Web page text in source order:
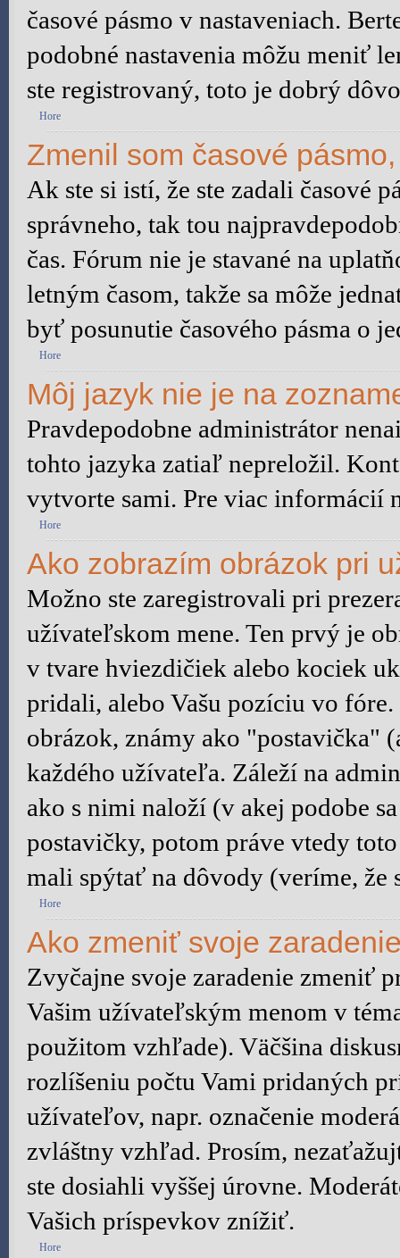
časové pásmo v nastaveniach.
podobné nastavenia môžu meniť
ste registrovaný, toto je dobrý
Hore
Zmenil som časové
Ak ste si istí, že ste zadali časové
správneho, tak tou
čas. Fórum nie je stavané na
letným časom, takže sa môže
byť posunutie časového pásma o
Hore
Môj jazyk nie je na
Pravdepodobne administrátor
tohto jazyka zatiaľ nepreložil.
vytvorte sami. Pre viac informácií
Hore
Ako zobrazím obrázok pri
Možno ste zaregistrovali pri
užívateľskom mene. Ten prvý je
v tvare hviezdičiek alebo kociek
pridali, alebo Vašu pozíciu vo
obrázok, známy ako "postavička"
každého užívateľa. Záleží na
ako s nimi naloží (v akej podobe
postavičky, potom práve vtedy
mali spýtať na dôvody (veríme, že
Hore
Ako zmeniť svoje
Zvyčajne svoje zaradenie zmeniť
Vašim užívateľským menom v
použitom vzhľade). Väčšina
rozlíšeniu počtu Vami pridaných
užívateľov, napr. označenie
zvláštny vzhľad. Prosím,
ste dosiahli vyššej úrovne.
Vašich príspevkov znížiť.
Hore